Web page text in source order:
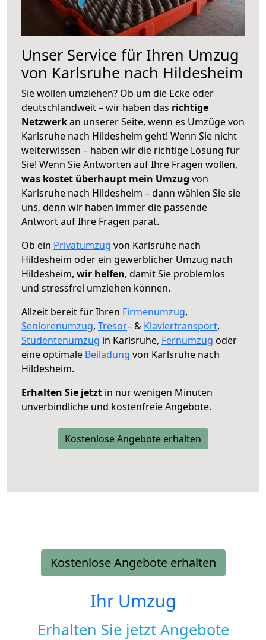
Unser Service für Ihren Umzug
von Karlsruhe nach Hildesheim
Sie wollen umziehen? Ob um die Ecke oder
deutschlandweit – wir haben das richtige
Netzwerkan unserer Seite, wenn es Umzüge von
Karlsruhe nach Hildesheim geht! Wenn Sie nicht
weiterwissen – haben wir die richtige Lösung für
Sie! Wenn Sie Antworten auf Ihre Fragen wollen,
was kostet überhaupt mein Umzug von
Karlsruhe nach Hildesheim – dann wählen Sie sie
uns, denn wir haben immer die passende
Antwort auf Ihre Fragen parat.
Ob ein Privatumzug von Karlsruhe nach
Hildesheim oder ein gewerblicher Umzug nach
Hildesheim, wir helfen, damit Sie problemlos
und stressfrei umziehen können.
Allzeit bereit für Ihren Firmenumzug,
Seniorenumzug, Tresor– & Klaviertransport,
Studentenumzug in Karlsruhe, Fernumzug oder
eine optimale Beiladung von Karlsruhe nach
Hildesheim.
Erhalten Sie jetzt in nur wenigen Minuten
unverbindliche und kostenfreie Angebote.
Kostenlose Angebote erhalten
Kostenlose Angebote erhalten
Ihr Umzug
Erhalten Sie jetzt Angebote